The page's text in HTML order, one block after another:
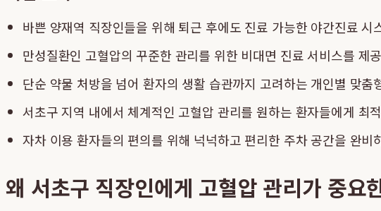
바쁜 양재역 직장인들을 위해 퇴근 후에도 진료 가능한 야간진료 시
만성질환인 고혈압의 꾸준한 관리를 위한 비대면 진료 서비스를 제
단순 약물 처방을 넘어 환자의 생활 습관까지 고려하는 개인별 맞
서초구 지역 내에서 체계적인 고혈압 관리를 원하는 환자들에게 최
자차 이용 환자들의 편의를 위해 넉넉하고 편리한 주차 공간을 완비
왜 서초구 직장인에게 고혈압 관리가 중요